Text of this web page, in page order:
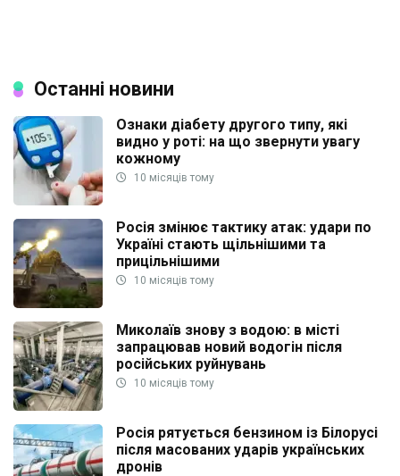
Останні новини
Ознаки діабету другого типу, які
видно у роті: на що звернути увагу
кожному
10 місяців тому
Росія змінює тактику атак: удари по
Україні стають щільнішими та
прицільнішими
10 місяців тому
Миколаїв знову з водою: в місті
запрацював новий водогін після
російських руйнувань
10 місяців тому
Росія рятується бензином із Білорусі
після масованих ударів українських
дронів